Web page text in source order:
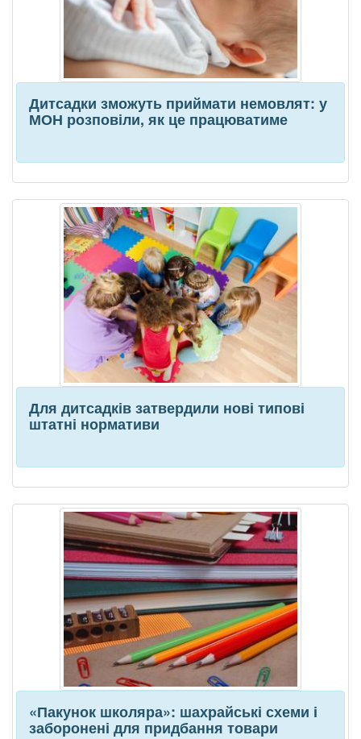
Дитсадки зможуть приймати немовлят: у
МОН розповіли, як це працюватиме
Для дитсадків затвердили нові типові
штатні нормативи
«Пакунок школяра»: шахрайські схеми і
заборонені для придбання товари